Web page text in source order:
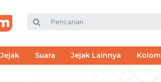
Jejak Suara Jejak Lainnya Kolom